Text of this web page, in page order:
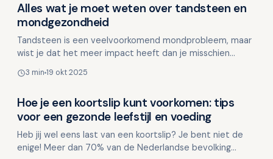
Weerstand en mondgezondheid
Alles wat je moet weten over tandsteen en
mondgezondheid
Tandsteen is een veelvoorkomend mondprobleem, maar
wist je dat het meer impact heeft dan je misschien
over ta…
3 min 19 okt 2025
Weerstand en mondgezondheid
Hoe je een koortslip kunt voorkomen: tips
voor een gezonde leefstijl en voeding
Heb jij wel eens last van een koortslip? Je bent niet de
enige! Meer dan 70% van de Nederlandse bevolking